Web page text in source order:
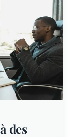
des